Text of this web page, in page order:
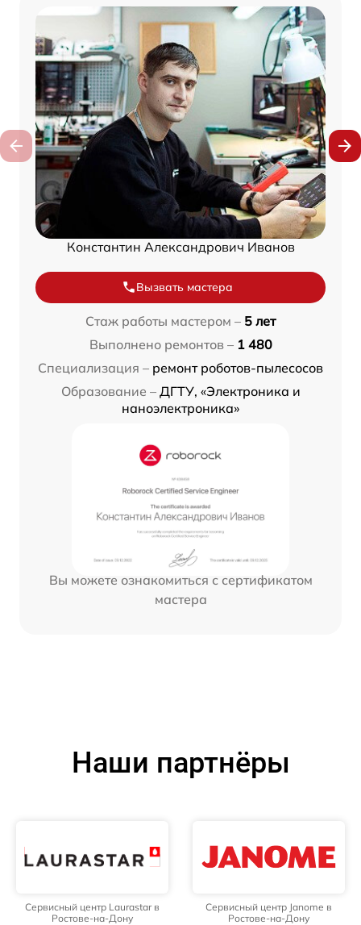
Константин Александрович Иванов
Вызвать мастера
Стаж работы мастером – 5 лет
Выполнено ремонтов – 1 480
Специализация – ремонт роботов-пылесосов
Образование – ДГТУ, «Электроника и
наноэлектроника»
Вы можете ознакомиться с сертификатом
мастера
Наши партнёры
Сервисный центр Laurastar в
Ростове-на-Дону
Сервисный центр Janome в
Ростове-на-Дону